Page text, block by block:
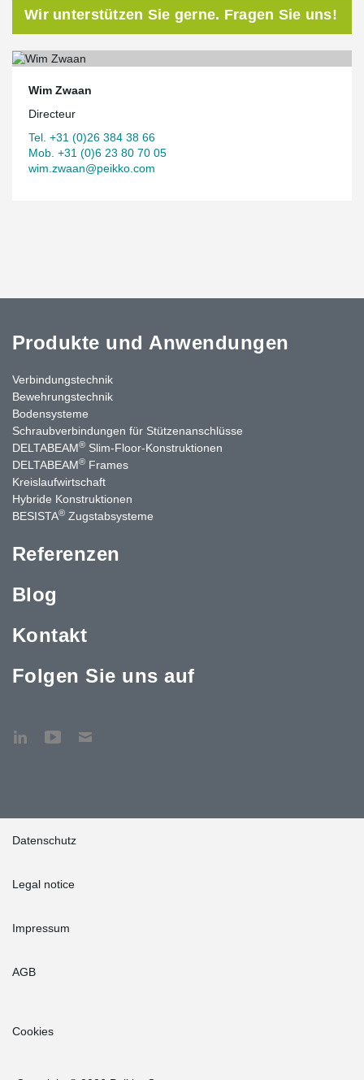
Wir unterstützen Sie gerne. Fragen Sie uns!
Wim Zwaan
Directeur
Tel. +31 (0)26 384 38 66
Mob. +31 (0)6 23 80 70 05
wim.zwaan@peikko.com
Produkte und Anwendungen
Verbindungstechnik
Bewehrungstechnik
Bodensysteme
Schraubverbindungen für Stützenanschlüsse
DELTABEAM® Slim-Floor-Konstruktionen
DELTABEAM® Frames
Kreislaufwirtschaft
Hybride Konstruktionen
BESISTA® Zugstabsysteme
Referenzen
Blog
Kontakt
Folgen Sie uns auf
Datenschutz
Legal notice
Impressum
AGB
Cookies